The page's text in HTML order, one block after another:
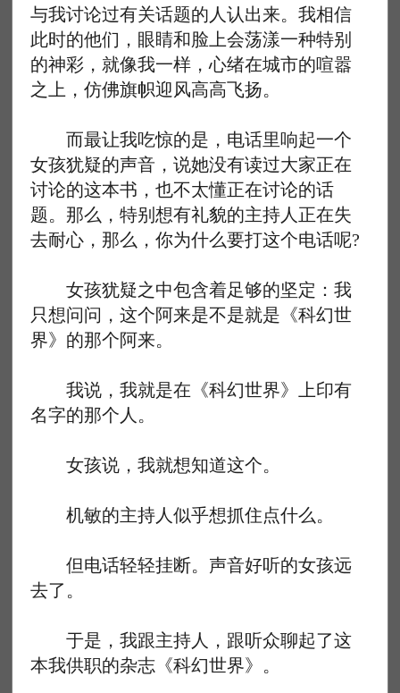
与我讨论过有关话题的人认出来。我相信
此时的他们，眼睛和脸上会荡漾一种特别
的神彩，就像我一样，心绪在城市的喧嚣
之上，仿佛旗帜迎风高高飞扬。
而最让我吃惊的是，电话里响起一个
女孩犹疑的声音，说她没有读过大家正在
讨论的这本书，也不太懂正在讨论的话
题。那么，特别想有礼貌的主持人正在失
去耐心，那么，你为什么要打这个电话呢?
女孩犹疑之中包含着足够的坚定：我
只想问问，这个阿来是不是就是《科幻世
界》的那个阿来。
我说，我就是在《科幻世界》上印有
名字的那个人。
女孩说，我就想知道这个。
机敏的主持人似乎想抓住点什么。
但电话轻轻挂断。声音好听的女孩远
去了。
于是，我跟主持人，跟听众聊起了这
本我供职的杂志《科幻世界》。